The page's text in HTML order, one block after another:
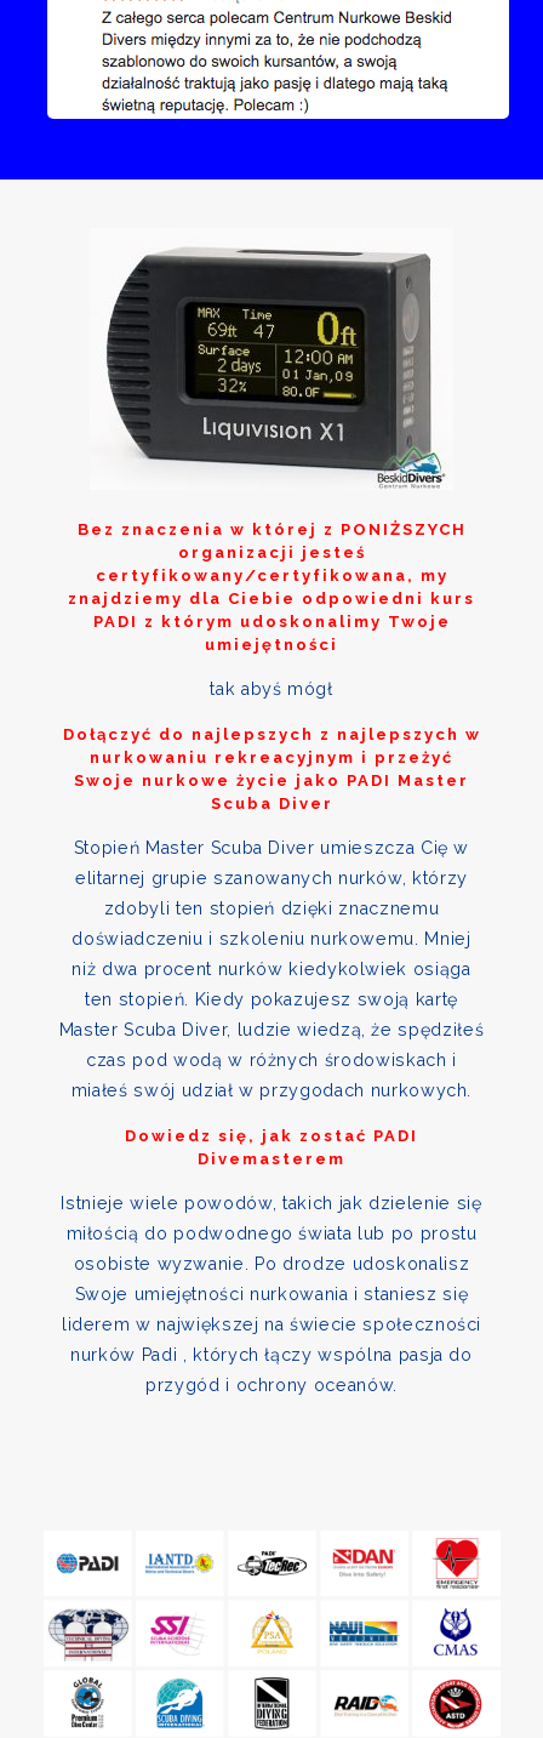
Bez znaczenia w której z PONIŻSZYCH
organizacji jesteś
certyfikowany/certyfikowana, my
znajdziemy dla Ciebie odpowiedni kurs
PADI z którym udoskonalimy Twoje
umiejętności
tak abyś mógł
Dołączyć do najlepszych z najlepszych w
nurkowaniu rekreacyjnym i przeżyć
Swoje nurkowe życie jako PADI Master
Scuba Diver
Stopień Master Scuba Diver umieszcza Cię w
elitarnej grupie szanowanych nurków, którzy
zdobyli ten stopień dzięki znacznemu
doświadczeniu i szkoleniu nurkowemu. Mniej
niż dwa procent nurków kiedykolwiek osiąga
ten stopień. Kiedy pokazujesz swoją kartę
Master Scuba Diver, ludzie wiedzą, że spędziłeś
czas pod wodą w różnych środowiskach i
miałeś swój udział w przygodach nurkowych.
Dowiedz się, jak zostać PADI
Divemasterem
Istnieje wiele powodów, takich jak dzielenie się
miłością do podwodnego świata lub po prostu
osobiste wyzwanie. Po drodze udoskonalisz
Swoje umiejętności nurkowania i staniesz się
liderem w największej na świecie społeczności
nurków Padi , których łączy wspólna pasja do
przygód i ochrony oceanów.